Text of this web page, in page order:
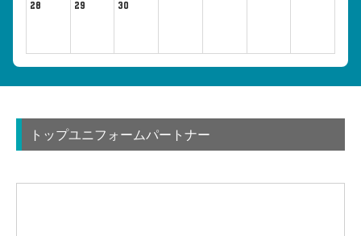
28 29 30
トップユニフォームパートナー